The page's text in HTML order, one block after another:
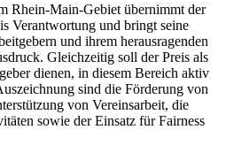
Rhein-Main-Gebiet übernimmt der
Verantwortung und bringt seine
und ihrem herausragenden
Gleichzeitig soll der Preis als
dienen, in diesem Bereich aktiv
sind die Förderung von
von Vereinsarbeit, die
sowie der Einsatz für Fairness